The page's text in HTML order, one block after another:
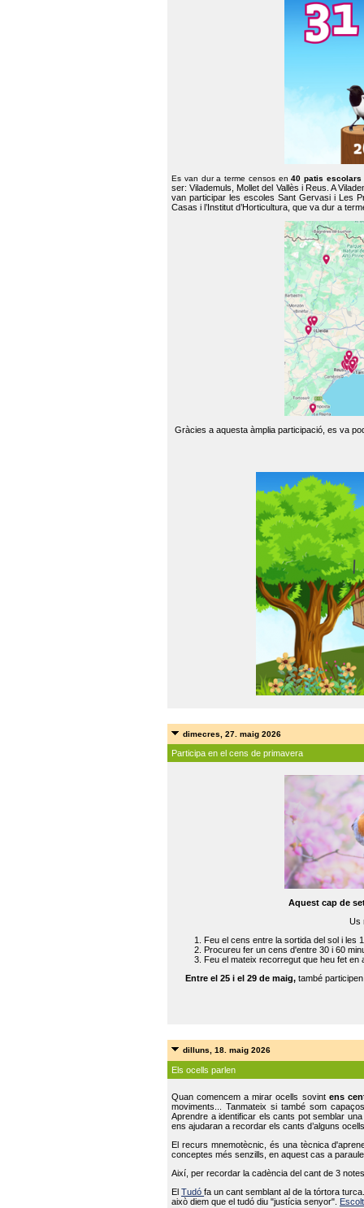
Es van dur a terme censos en40 patis escolars
ser: Vilademuls, Mollet del Vallès i Reus. A
van participar les escoles Sant Gervasi i Les
Casas i l’Institut d’Horticultura, que va dur a
Gràcies a aquesta àmplia participació, es va
dimecres, 27. maig 2026
Participa en el cens de primavera
Aquest cap de
Us
Feu el cens entre la sortida del sol i les
Procureu fer un cens d'entre 30 i 60
Feu el mateix recorregut que heu fet en
Entre el 25 i el 29 de maig, també
dilluns, 18. maig 2026
Els ocells parlen
Quan comencem a mirar ocells sovint ens
moviments... Tanmateix si també som
Aprendre a identificar els cants pot semblar
ens ajudaran a recordar els cants d’alguns
El recurs mnemotècnic, és una tècnica
conceptes més senzills, en aquest cas a
Així, per recordar la cadència del cant de 3
ElTudófa un cant semblant al de la tórtora
això diem que el tudó diu "justícia senyor".